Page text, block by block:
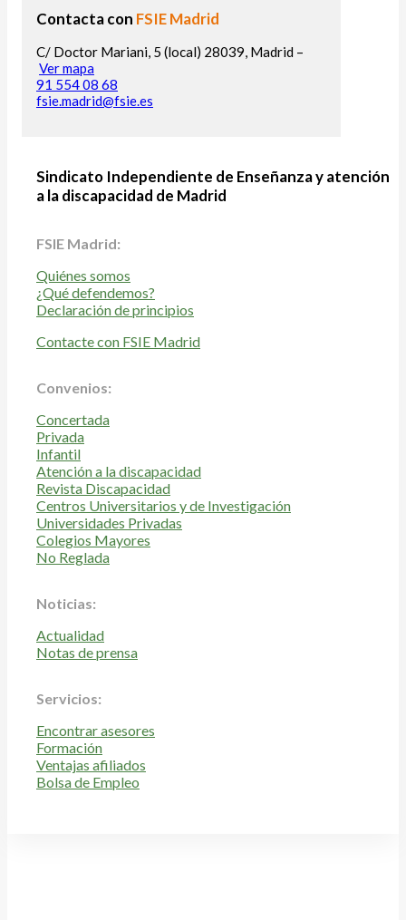
Contacta con FSIE Madrid
C/ Doctor Mariani, 5 (local) 28039, Madrid –
Ver mapa
91 554 08 68
fsie.madrid@fsie.es
Sindicato Independiente de Enseñanza y atención
a la discapacidad de Madrid
FSIE Madrid:
Quiénes somos
¿Qué defendemos?
Declaración de principios
Contacte con FSIE Madrid
Convenios:
Concertada
Privada
Infantil
Atención a la discapacidad
Revista Discapacidad
Centros Universitarios y de Investigación
Universidades Privadas
Colegios Mayores
No Reglada
Noticias:
Actualidad
Notas de prensa
Servicios:
Encontrar asesores
Formación
Ventajas afiliados
Bolsa de Empleo